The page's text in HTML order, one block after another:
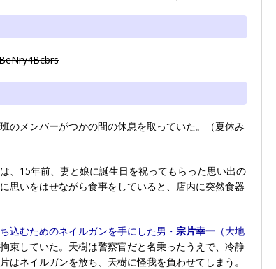
のメンバーがつかの間の休息を取っていた。（夏休み
は、15年前、妻と娘に誕生日を祝ってもらった思い出の
思いをはせながら食事をしていると、店内に突然食器
込むためのネイルガンを手にした男・ 宗片幸一 （大地
束していた。天樹は警察官だと名乗ったうえで、冷静
はネイルガンを放ち、天樹に怪我を負わせてしまう。